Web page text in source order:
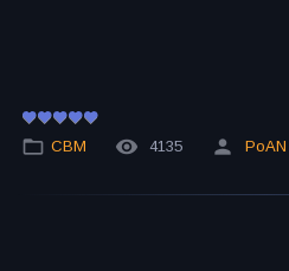
СВМ 4135 PoAN